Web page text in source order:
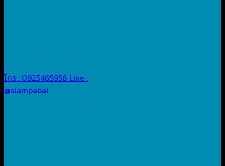
โทร : 0925465956 Line :
@siampabai